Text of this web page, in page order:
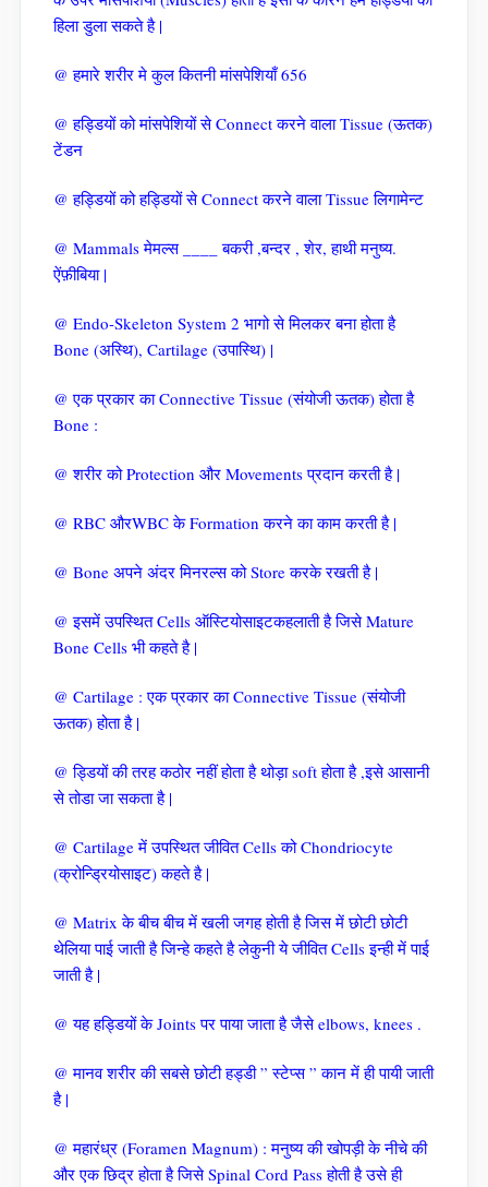
हिला डुला सकते है |
@ हमारे शरीर मे कुल कितनी मांसपेशियाँ 656
@ हड्डियों को मांसपेशियों से Connect करने वाला Tissue (ऊतक)
टेंडन
@ हड्डियों को हड्डियों से Connect करने वाला Tissue लिगामेन्ट
@ Mammals मेमल्स ____ बकरी ,बन्दर , शेर, हाथी मनुष्य.
ऐंफ़ीबिया |
@ Endo-Skeleton System 2 भागो से मिलकर बना होता है
Bone (अस्थि), Cartilage (उपास्थि) |
@ एक प्रकार का Connective Tissue (संयोजी ऊतक) होता है
Bone :
@ शरीर को Protection और Movements प्रदान करती है |
@ RBC औरWBC के Formation करने का काम करती है |
@ Bone अपने अंदर मिनरल्स को Store करके रखती है |
@ इसमें उपस्थित Cells ऑस्टियोसाइटकहलाती है जिसे Mature
Bone Cells भी कहते है |
@ Cartilage : एक प्रकार का Connective Tissue (संयोजी
ऊतक) होता है |
@ ड्डियों की तरह कठोर नहीं होता है थोड़ा soft होता है ,इसे आसानी
से तोडा जा सकता है |
@ Cartilage में उपस्थित जीवित Cells को Chondriocyte
(क्रोन्ड्रियोसाइट) कहते है |
@ Matrix के बीच बीच में खली जगह होती है जिस में छोटी छोटी
थेलिया पाई जाती है जिन्हे कहते है लेकुनी ये जीवित Cells इन्ही में पाई
जाती है |
@ यह हड्डियों के Joints पर पाया जाता है जैसे elbows, knees .
@ मानव शरीर की सबसे छोटी हड्डी ” स्टेप्स ” कान में ही पायी जाती
है |
@ महारंध्र (Foramen Magnum) : मनुष्य की खोपड़ी के नीचे की
और एक छिद्र होता है जिसे Spinal Cord Pass होती है उसे ही